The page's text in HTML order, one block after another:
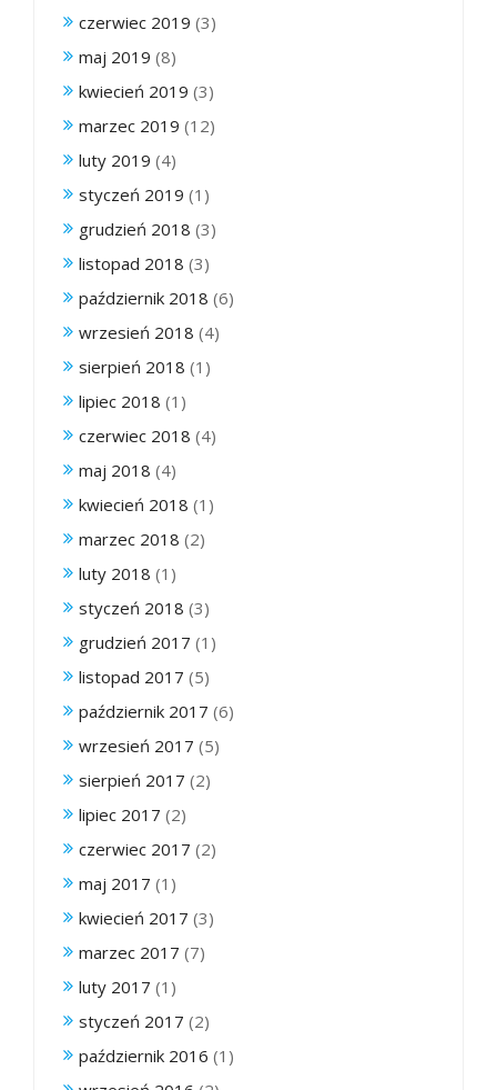
czerwiec 2019 (3)
maj 2019 (8)
kwiecień 2019 (3)
marzec 2019 (12)
luty 2019 (4)
styczeń 2019 (1)
grudzień 2018 (3)
listopad 2018 (3)
październik 2018 (6)
wrzesień 2018 (4)
sierpień 2018 (1)
lipiec 2018 (1)
czerwiec 2018 (4)
maj 2018 (4)
kwiecień 2018 (1)
marzec 2018 (2)
luty 2018 (1)
styczeń 2018 (3)
grudzień 2017 (1)
listopad 2017 (5)
październik 2017 (6)
wrzesień 2017 (5)
sierpień 2017 (2)
lipiec 2017 (2)
czerwiec 2017 (2)
maj 2017 (1)
kwiecień 2017 (3)
marzec 2017 (7)
luty 2017 (1)
styczeń 2017 (2)
październik 2016 (1)